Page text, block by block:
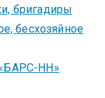
бригадиры
бесхозяйное
«БАРС-НН»